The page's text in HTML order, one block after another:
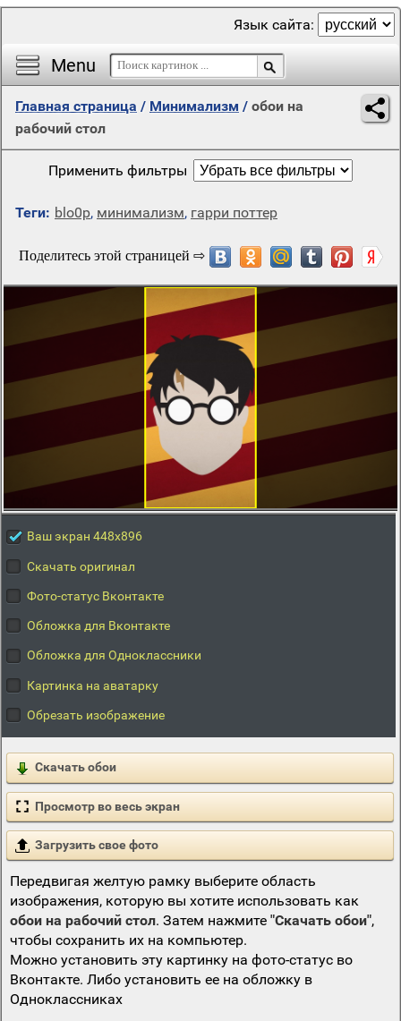
Menu
Язык сайта:
Главная страница / Минимализм / обои на
рабочий стол
Применить фильтры
Теги: blo0p, минимализм, гарри поттер
Ваш экран 448x896
Скачать оригинал
Фото-статус Вконтакте
Обложка для Вконтакте
Обложка для Одноклассники
Картинка на аватарку
Обрезать изображение
Скачать обои
Просмотр во весь экран
Загрузить свое фото
Передвигая желтую рамку выберите область
изображения, которую вы хотите использовать как
обои на рабочий стол. Затем нажмите "Скачать обои",
чтобы сохранить их на компьютер.
Можно установить эту картинку на фото-статус во
Вконтакте. Либо установить ее на обложку в
Одноклассниках